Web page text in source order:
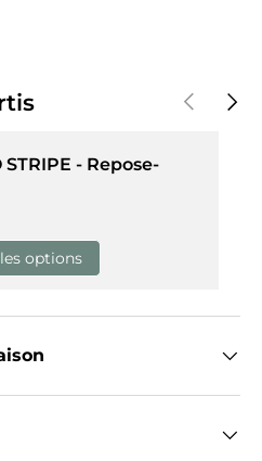
Précédent
STRIPE - Repose-
options